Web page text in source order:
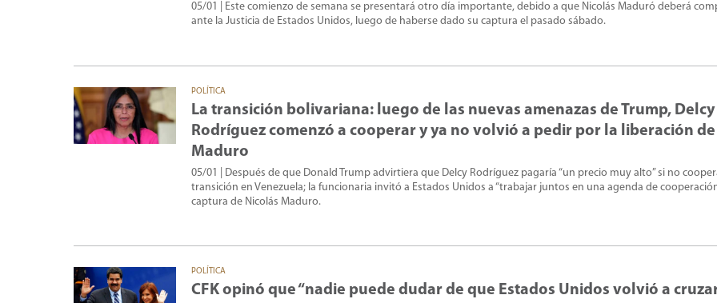
05/01
| Este comienzo de semana se presentará otro día importante, debido a que Nicolás Maduró deberá
ante la Justicia de Estados Unidos, luego de haberse dado su captura el pasado sábado.
POLÍTICA
La transición bolivariana: luego de las nuevas amenazas de Trump, Delcy
Rodríguez comenzó a cooperar y ya no volvió a pedir por la liberación de
Maduro
05/01
| Después de que Donald Trump advirtiera que Delcy Rodríguez pagaría “un precio muy alto” si no
transición en Venezuela; la funcionaria invitó a Estados Unidos a “trabajar juntos en una agenda de
captura de Nicolás Maduro.
POLÍTICA
CFK opinó que “nadie puede dudar de que Estados Unidos volvió a